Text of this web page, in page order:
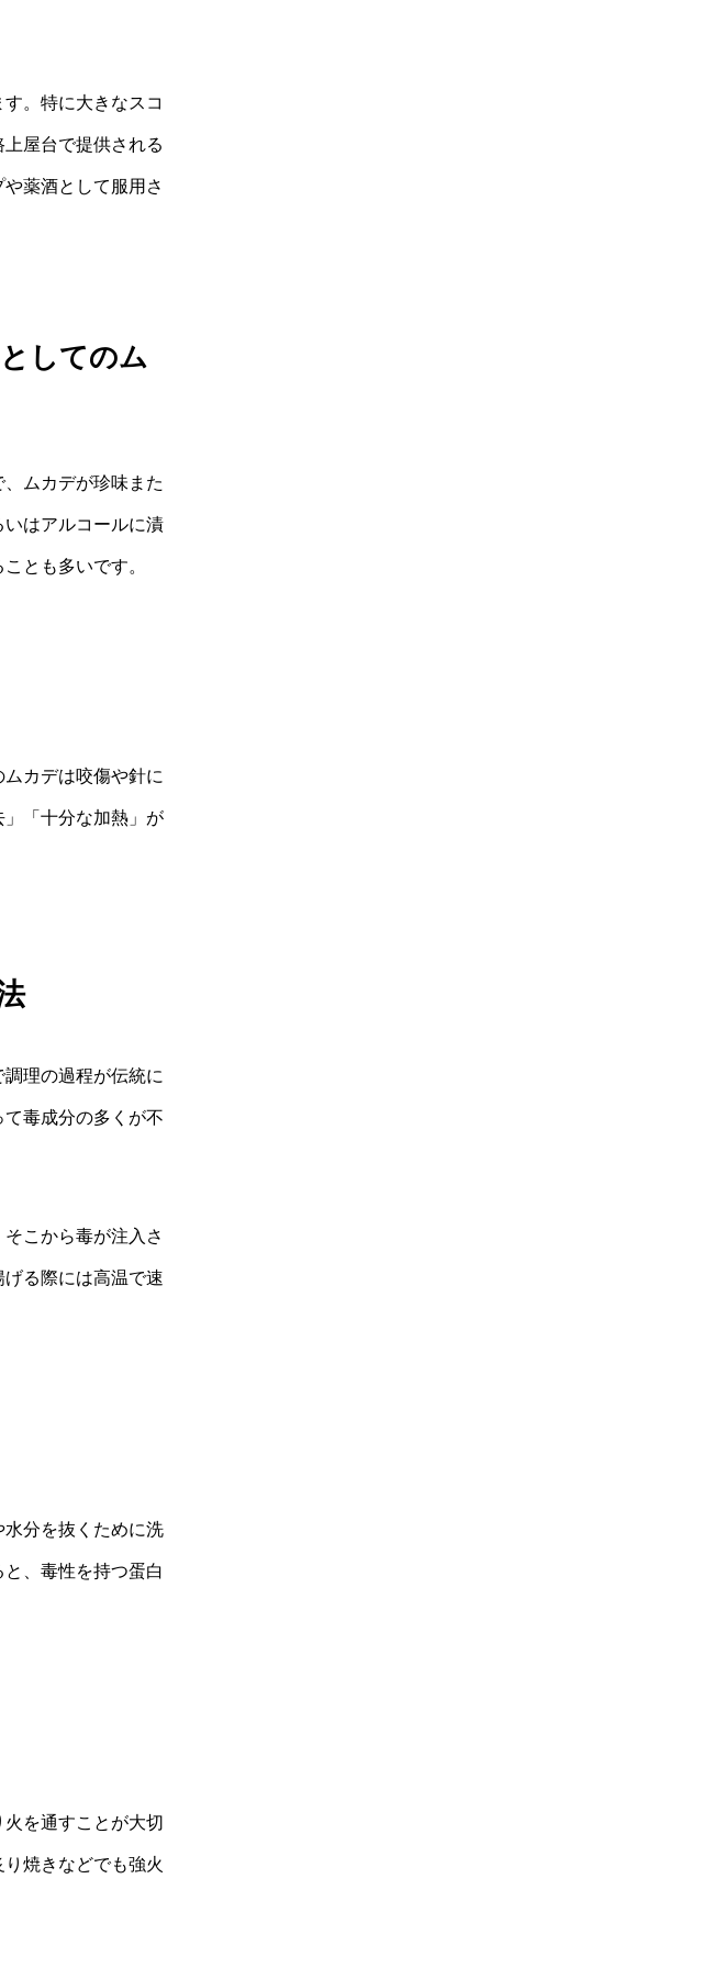
。特に大きなスコ
屋台で提供される
薬酒として服用さ
してのム
ムカデが珍味また
はアルコールに漬
とも多いです。
カデは咬傷や針に
「十分な加熱」が
理の過程が伝統に
毒成分の多くが不
こから毒が注入さ
る際には高温で速
分を抜くために洗
、毒性を持つ蛋白
を通すことが大切
焼きなどでも強火